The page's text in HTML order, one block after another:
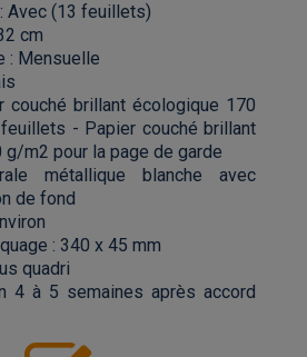
Avec (13 feuillets)
cm
: Mensuelle
couché brillant écologique 170
- Papier couché brillant
m2 pour la page de garde
métallique blanche avec
de fond
: 340 x 45 mm
quadri
4 à 5 semaines après accord